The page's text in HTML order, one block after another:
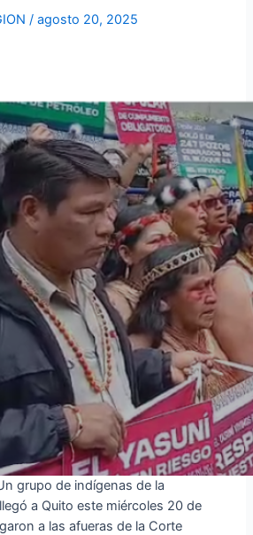
/agosto 20, 2025
grupo de indígenas de la
a Quito este miércoles 20 de
a las afueras de la Corte